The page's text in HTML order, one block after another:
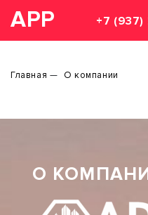
АРР +7
Главная О компании
О